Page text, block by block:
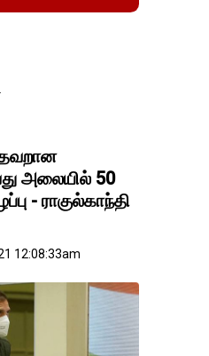
அலையில் 50
- ராகுல்காந்தி
12:08:33am